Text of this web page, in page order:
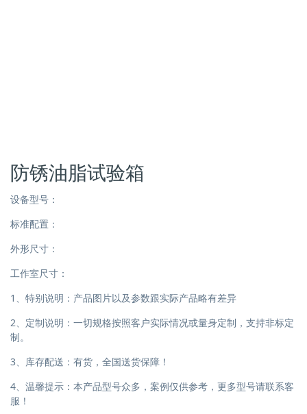
防锈油脂试验箱
设备型号：
标准配置：
外形尺寸：
工作室尺寸：
1、特别说明：产品图片以及参数跟实际产品略有差异
2、定制说明：一切规格按照客户实际情况或量身定制，支持非标定
制。
3、库存配送：有货，全国送货保障！
4、温馨提示：本产品型号众多，案例仅供参考，更多型号请联系客
服！